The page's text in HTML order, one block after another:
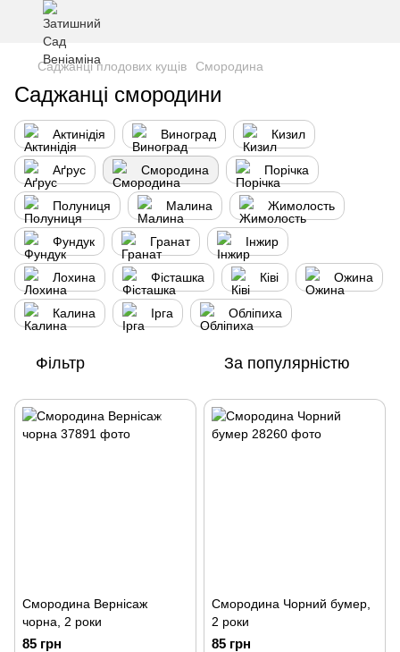
Саджанці плодових кущів Смородина
Саджанці смородини
Актинідія Виноград Кизил
Аґрус Смородина Порічка
Полуниця Малина Жимолость
Фундук Гранат Інжир
Лохина Фісташка Ківі Ожина
Калина Ірга Обліпиха
Фільтр За популярністю
Смородина Вернісаж
чорна, 2 роки
85 грн
Смородина Чорний бумер,
2 роки
85 грн